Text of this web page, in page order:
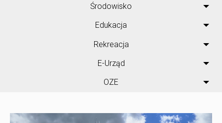
Środowisko
Edukacja
Rekreacja
E-Urząd
OZE